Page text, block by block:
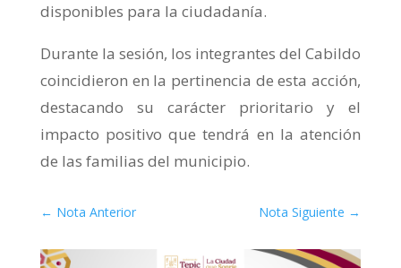
disponibles para la ciudadanía.
Durante la sesión, los integrantes del Cabildo
coincidieron en la pertinencia de esta acción,
destacando su carácter prioritario y el
impacto positivo que tendrá en la atención
de las familias del municipio.
← Nota Anterior Nota Siguiente →